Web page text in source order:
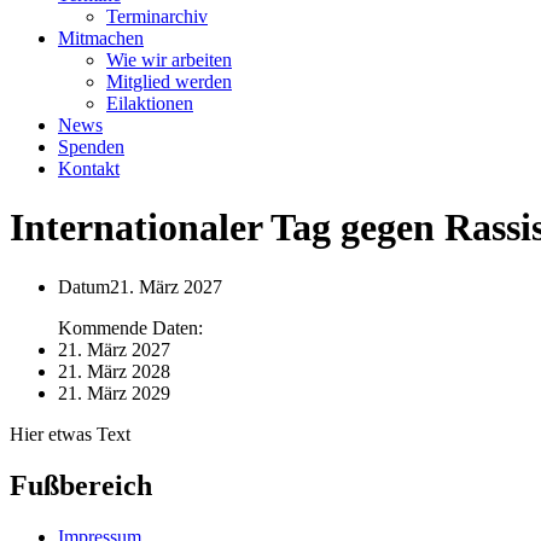
Terminarchiv
Mitmachen
Wie wir arbeiten
Mitglied werden
Eilaktionen
News
Spenden
Kontakt
Internationaler Tag gegen
Datum21. März 2027
Kommende Daten:
21. März 2027
21. März 2028
21. März 2029
Hier etwas Text
Fußbereich
Impressum